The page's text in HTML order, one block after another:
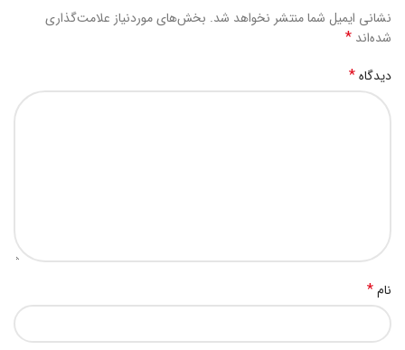
نشانی ایمیل شما منتشر نخواهد شد. بخش‌های موردنیاز علامت‌گذاری
شده‌اند *
دیدگاه*
نام*